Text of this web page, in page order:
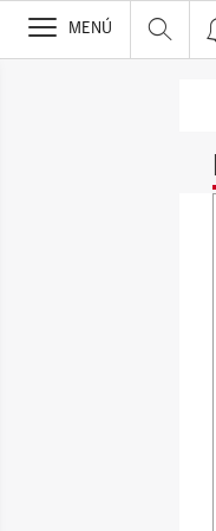
>
MENÚ